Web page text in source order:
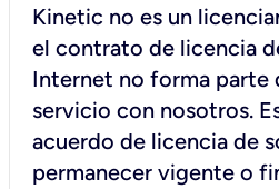
Kinetic no es un
el contrato de licencia
Internet no forma parte
servicio con nosotros.
acuerdo de licencia de
permanecer vigente o